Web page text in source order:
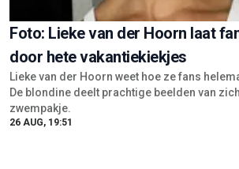
Foto: Lieke van der Hoorn laat
door hete vakantiekiekjes
Lieke van der Hoorn weet hoe ze fans
De blondine deelt prachtige beelden van
zwempakje.
26 AUG, 19:51